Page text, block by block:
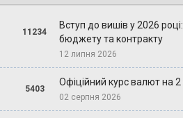
11234
Вступ до вишів у 2026
бюджету та контракту
12 липня 2026
5403
Офіційний курс валют на
02 серпня 2026